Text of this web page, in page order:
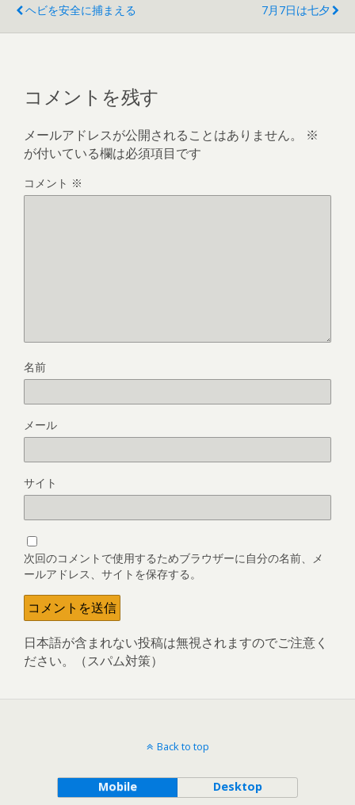
ヘビを安全に捕まえる
7月7日は七夕
コメントを残す
メールアドレスが公開されることはありません。
※
が付いている欄は必須項目です
コメント ※
名前
メール
サイト
次回のコメントで使用するためブラウザーに自分の名前、メ
ールアドレス、サイトを保存する。
日本語が含まれない投稿は無視されますのでご注意く
ださい。（スパム対策）
Back to top
Mobile Desktop